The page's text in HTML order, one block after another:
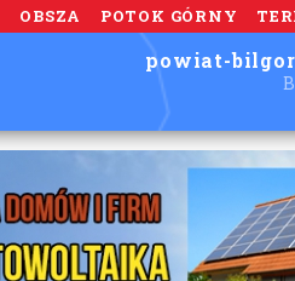
OBSZA POTOK GÓRNY
powiat-